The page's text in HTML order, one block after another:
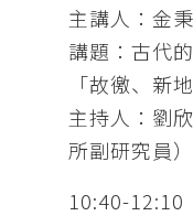
主講人：金
講題：古代
「故徼、新
主持人：劉
所副研究員）
10:40-12:10